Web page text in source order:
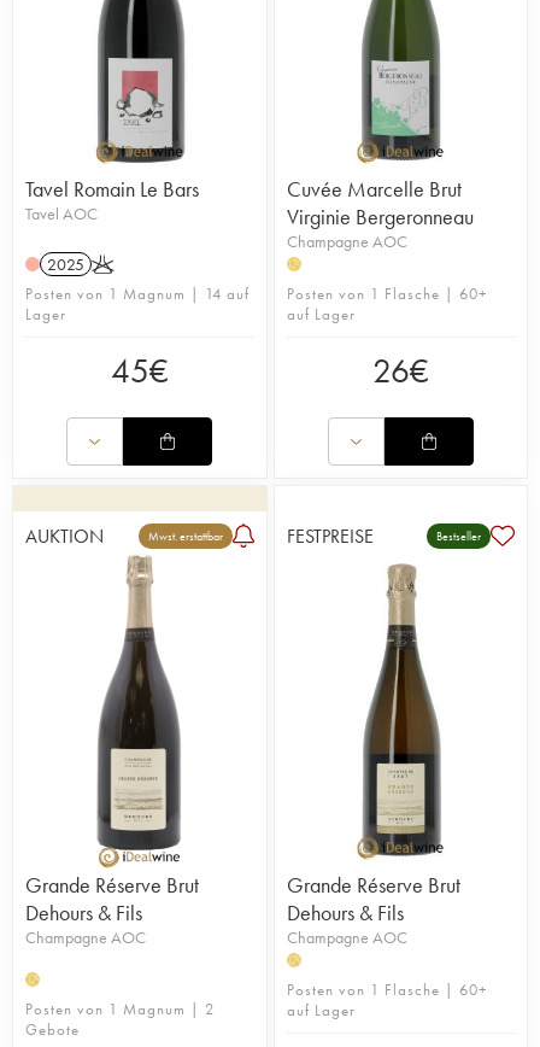
Tavel Romain Le Bars
Tavel AOC
2025 K
Posten von 1 Magnum | 14 auf
Lager
45€
Cuvée Marcelle Brut
Virginie Bergeronneau
Champagne AOC
H
Posten von 1 Flasche | 60+
auf Lager
26€
AUKTION Mwst. erstattbar
Grande Réserve Brut
Dehours & Fils
Champagne AOC
H
Posten von 1 Magnum | 2
Gebote
FESTPREISE Bestseller
Grande Réserve Brut
Dehours & Fils
Champagne AOC
H
Posten von 1 Flasche | 60+
auf Lager